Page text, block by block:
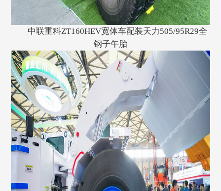
中联重科ZT160HEV宽体车配装天力505/95R29全
钢子午胎